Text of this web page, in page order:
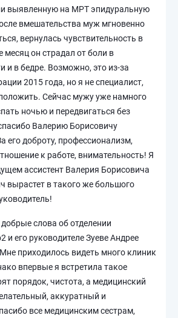
выявленную на МРТ эпидуральную
вмешательства муж мгновенно
вернулась чувствительность в
месяц он страдал от боли в
и в бедре. Возможно, это из-за
2015 года, но я не специалист,
Сейчас мужу уже намного
ночью и передвигаться без
Валерию Борисовичу
его доброту, профессионализм,
к работе, внимательность! Я
ассистент Валерия Борисовича
вырастет в такого же большого
слова об отделении
и его руководителе Зуеве Андрее
приходилось видеть много клиник
впервые я встретила такое
порядок, чистота, а медицинский
аккуратный и
все медицинским сестрам,